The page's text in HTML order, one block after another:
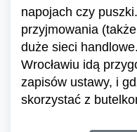
napojach czy
przyjmowania
duże sieci
Wrocławiu idą
zapisów ustawy, i
skorzystać z